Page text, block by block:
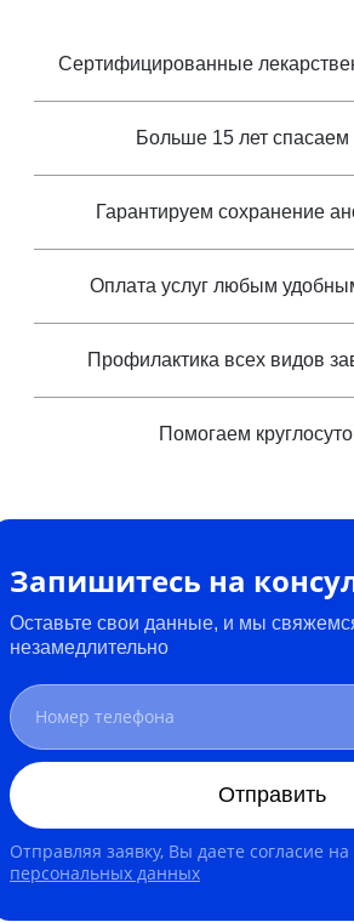
Сертифицированные
Больше 15 лет спасаем
Гарантируем сохранение
Оплата услуг любым
Профилактика всех видов
Помогаем
Запишитесь на
Оставьте свои данные, и мы
незамедлительно
Отправить
Отправляя заявку, Вы даете согласие на
персональных данных